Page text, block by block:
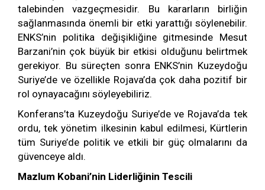
talebinden vazgeçmesidir. Bu kararların birliğin
sağlanmasında önemli bir etki yarattığı söylenebilir.
ENKS’nin politika değişikliğine gitmesinde Mesut
Barzani’nin çok büyük bir etkisi olduğunu belirtmek
gerekiyor. Bu süreçten sonra ENKS’nin Kuzeydoğu
Suriye’de ve özellikle Rojava’da çok daha pozitif bir
rol oynayacağını söyleyebiliriz.
Konferans’ta Kuzeydoğu Suriye’de ve Rojava’da tek
ordu, tek yönetim ilkesinin kabul edilmesi, Kürtlerin
tüm Suriye’de politik ve etkili bir güç olmalarını da
güvenceye aldı.
Mazlum Kobani’nin Liderliğinin Tescili